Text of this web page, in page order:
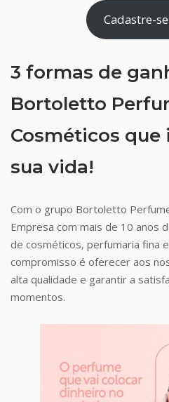
Cadastre-
3 formas de
Bortoletto
Cosméticos que
sua vida!
Com o grupo Bortoletto
Empresa com mais de 10 anos
de cosméticos, perfumaria fina
compromisso é oferecer aos
alta qualidade e garantir a
momentos.